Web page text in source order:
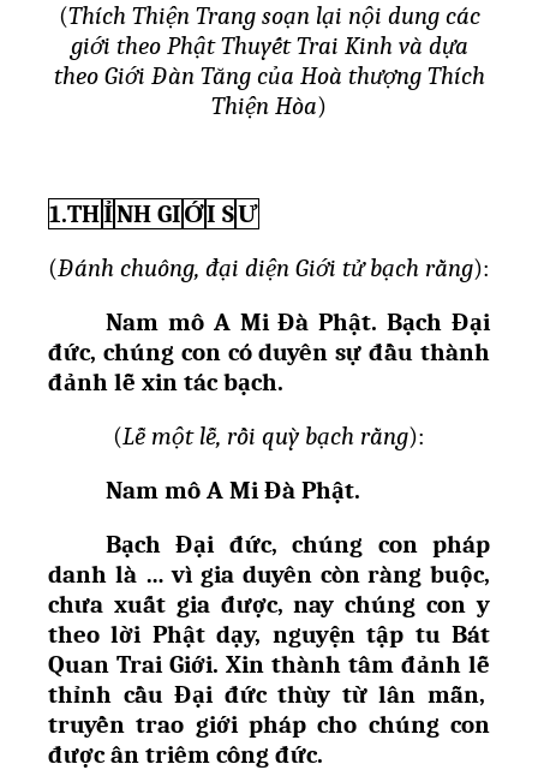
(Thích Thiện Trang soạn lại nội dung các
giới theo Phật Thuyết Trai Kinh và dựa
theo Giới Đàn Tăng của Hoà thượng Thích
Thiện Hòa)
1.THỈNH GIỚI SƯ
(Đánh chuông, đại diện Giới tửbạch rằng):
Nam mô A Mi Đà Phật. Bạch Đại
đức, chúng con có duyên sự đầu thành
đảnh lễ xin tác bạch.
(Lễmột lễ, rồi quỳ bạch rằng):
Nam mô A Mi Đà Phật.
Bạch Đại đức, chúng con pháp
danh là … vì gia duyên còn ràng buộc,
chưa xuất gia được, nay chúng con y
theo lời Phật dạy, nguyện tập tu Bát
Quan Trai Giới. Xin thành tâm đảnh lễ
thỉnh cầu Đại đức thùy từlân mẫn,
truyền trao giới pháp cho chúng con
được ân triêm công đức.